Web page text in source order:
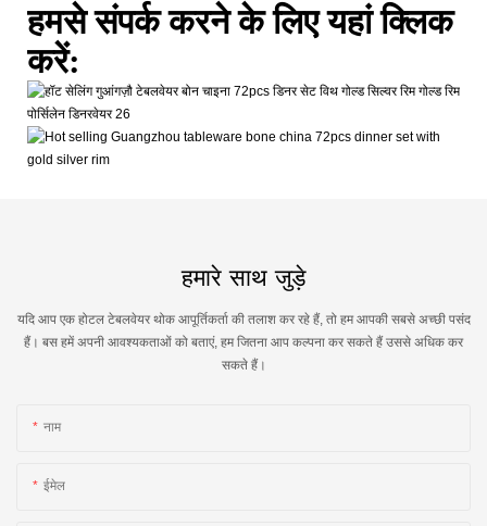
हमसे संपर्क करने के लिए यहां क्लिक
करें:
हमारे साथ जुड़े
यदि आप एक होटल टेबलवेयर थोक आपूर्तिकर्ता की तलाश कर रहे हैं, तो हम आपकी सबसे अच्छी पसंद
हैं। बस हमें अपनी आवश्यकताओं को बताएं, हम जितना आप कल्पना कर सकते हैं उससे अधिक कर
सकते हैं।
नाम
ईमेल